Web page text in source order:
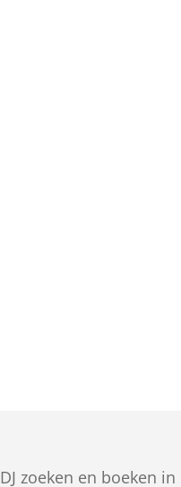
DJ zoeken en boeken in